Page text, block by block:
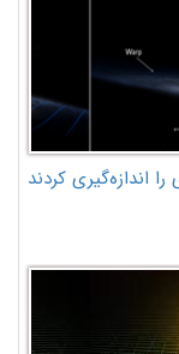
اندازه‌گیری کردند